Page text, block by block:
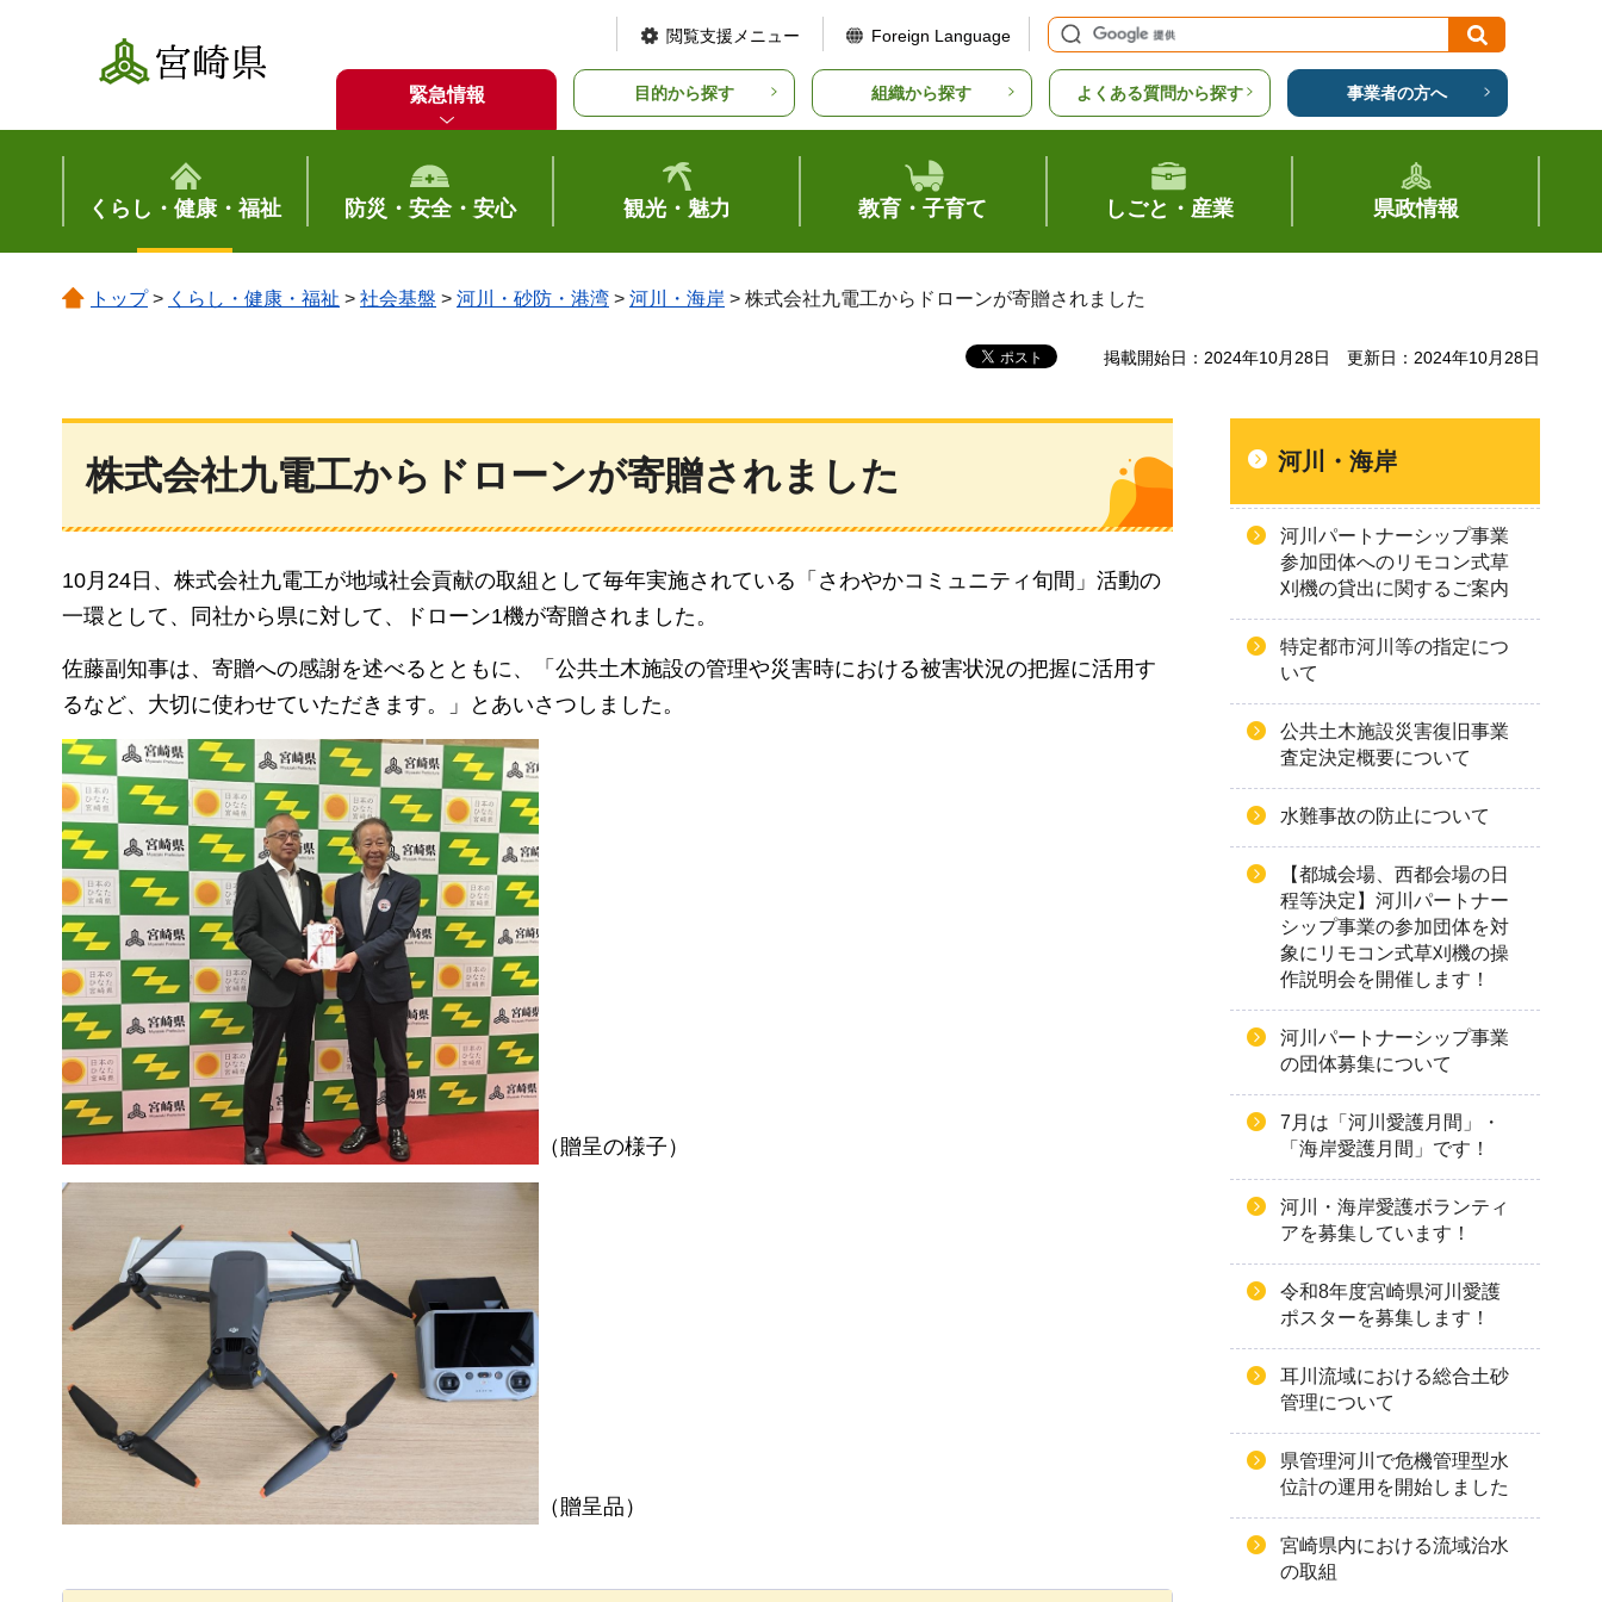
宮崎県
閲覧支援メニュー Foreign Language
緊急情報 目的から探す 組織から探す よくある質問から探す 事業者の方へ
くらし・健康・福祉 防災・安全・安心 観光・魅力 教育・子育て しごと・産業 県政情報
トップ> くらし・健康・福祉 > 社会基盤 > 河川・砂防・港湾 > 河川・海岸 > 株式会社九電工からドローンが寄贈されました
掲載開始日：2024年10月28日 更新日：2024年10月28日
株式会社九電工からドローンが寄贈されました
10月24日、株式会社九電工が地域社会貢献の取組として毎年実施されている「さわやかコミュニティ旬間」活動の
一環として、同社から県に対して、ドローン1機が寄贈されました。
佐藤副知事は、寄贈への感謝を述べるとともに、「公共土木施設の管理や災害時における被害状況の把握に活用す
るなど、大切に使わせていただきます。」とあいさつしました。
（贈呈の様子）
（贈呈品）
河川・海岸
河川パートナーシップ事業
参加団体へのリモコン式草
刈機の貸出に関するご案内
特定都市河川等の指定につ
いて
公共土木施設災害復旧事業
査定決定概要について
水難事故の防止について
【都城会場、西都会場の日
程等決定】河川パートナー
シップ事業の参加団体を対
象にリモコン式草刈機の操
作説明会を開催します！
河川パートナーシップ事業
の団体募集について
7月は「河川愛護月間」・
「海岸愛護月間」です！
河川・海岸愛護ボランティ
アを募集しています！
令和8年度宮崎県河川愛護
ポスターを募集します！
耳川流域における総合土砂
管理について
県管理河川で危機管理型水
位計の運用を開始しました
宮崎県内における流域治水
の取組